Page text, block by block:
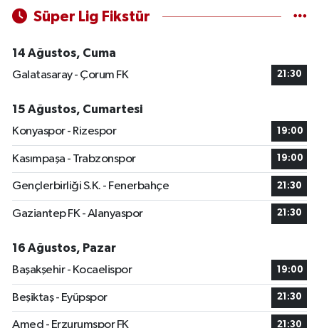
Süper Lig Fikstür
14 Ağustos, Cuma
Galatasaray - Çorum FK
21:30
15 Ağustos, Cumartesi
Konyaspor - Rizespor
19:00
Kasımpaşa - Trabzonspor 19:00
Gençlerbirliği S.K. - Fenerbahçe 21:30
Gaziantep FK - Alanyaspor 21:30
16 Ağustos, Pazar
Başakşehir - Kocaelispor
19:00
Beşiktaş - Eyüpspor 21:30
Amed - Erzurumspor FK 21:30